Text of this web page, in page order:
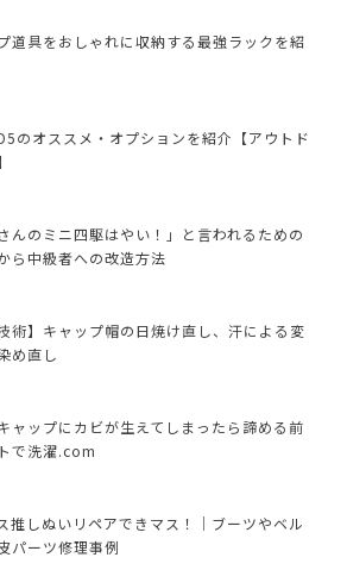
道具をおしゃれに収納する最強ラックを紹
のオススメ・オプションを紹介【アウトド
さんのミニ四駆はやい！」と言われるための
ら中級者への改造方法
技術】キャップ帽の日焼け直し、汗による変
め直し
ャップにカビが生えてしまったら諦める前
で洗濯.com
推しぬいリペアできマス！｜ブーツやベル
パーツ修理事例